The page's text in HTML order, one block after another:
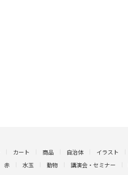
カート 商品 自治体 イラスト
赤 水玉 動物 講演会・セミナー